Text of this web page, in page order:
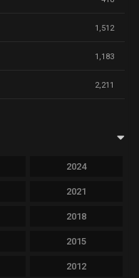
1,512
1,183
2,211
2024
2021
2018
2015
2012